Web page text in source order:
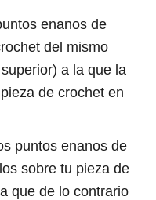
enanos de
del mismo
a la que la
de crochet en
puntos enanos de
sobre tu pieza de
que de lo contrario